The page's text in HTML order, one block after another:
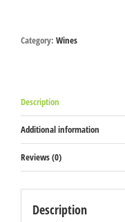
Category: Wines
Description
Additional information
Reviews (0)
Description